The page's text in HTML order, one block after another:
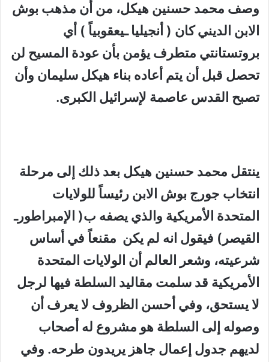
وصف محمد حسنين هيكل، من أن مذهب بوش
الابن الديني كان ( أنجيليا ـيعقوبياً ) أي
بروتستانتي متطرف يؤمن بأن عودة المسيح لن
تحصل قبل أن يتم أعاده بناء هيكل سليمان وأن
تصبح القدس عاصمة لإسرائيل الكبرى.
ينتقل محمد حسنين هيكل بعد ذلك إلى مرحلة
انتخاب جورج بوش الابن رئيساً للولايات
المتحدة الأمريكية والذي يصفه ب( الإمبراطورـ
القيصر) فيقول انه لم يكن مقنعاً في أساس
شرعيته، وشعر العالم أن الولايات المتحدة
الأمريكية قد سلمت مقاليد السلطة فيها لرجل
لا يستحق، وفي أحسن الظروف لا يعرف أن
وصوله إلى السلطة هو مشروع له أصحاب
لديهم جدول إعمال جاهز يريدون طرحه. وفي